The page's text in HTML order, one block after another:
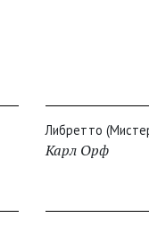
Либретто
Карл Орф